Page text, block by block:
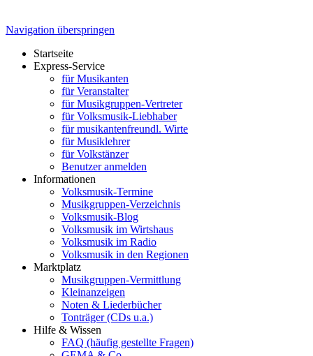
Navigation überspringen
Startseite
Express-Service
für Musikanten
für Veranstalter
für Musikgruppen-Vertreter
für Volksmusik-Liebhaber
für musikantenfreundl. Wirte
für Musiklehrer
für Volkstänzer
Benutzer anmelden
Informationen
Volksmusik-Termine
Musikgruppen-Verzeichnis
Volksmusik-Blog
Volksmusik im Wirtshaus
Volksmusik im Radio
Volksmusik in den Regionen
Marktplatz
Musikgruppen-Vermittlung
Kleinanzeigen
Noten & Liederbücher
Tonträger (CDs u.a.)
Hilfe & Wissen
FAQ (häufig gestellte Fragen)